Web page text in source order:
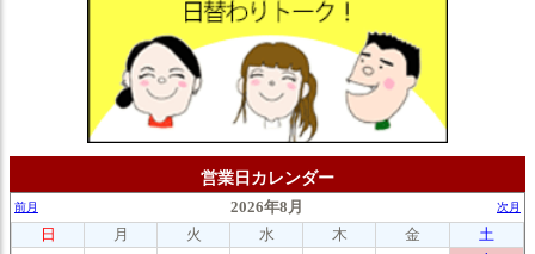
営業日カレンダー